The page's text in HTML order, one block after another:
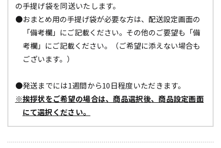
の手提げ袋を同送いたします。
●おまとめ用の手提げ袋が必要な方は、配送設定画面の
「備考欄」にご記載ください。その他のご要望も「備
考欄」にご記載ください。（ご希望に添えない場合も
ございます。）
●発送までには1週間から10日程度いただきます。
※挨拶状をご希望の場合は、商品選択後、商品設定画面
にて選択ください。